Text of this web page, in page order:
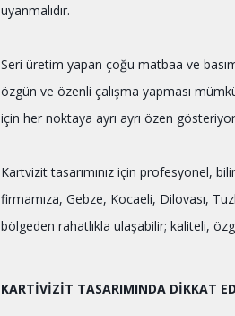
uyanmalıdır.
Seri üretim yapan çoğu matbaa ve
özgün ve özenli çalışma yapması
için her noktaya ayrı ayrı özen
Kartvizit tasarımınız için profesyonel,
firmamıza, Gebze, Kocaeli, Dilovası,
bölgeden rahatlıkla ulaşabilir; kaliteli,
KARTİVİZİT TASARIMINDA DİKKAT